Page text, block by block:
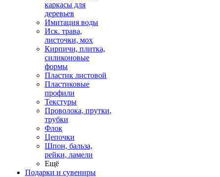
каркасы для
деревьев
Имитация воды
Иск. трава,
листочки, мох
Кирпичи, плитка,
силиконовые
формы
Пластик листовой
Пластиковые
профили
Текстуры
Проволока, прутки,
трубки
Флок
Цепочки
Шпон, бальза,
рейки, ламели
Ещё
Подарки и сувениры